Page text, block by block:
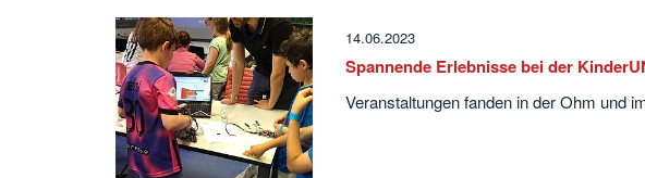
14.06.2023
Spannende Erlebnisse bei der
Veranstaltungen fanden in der Ohm und